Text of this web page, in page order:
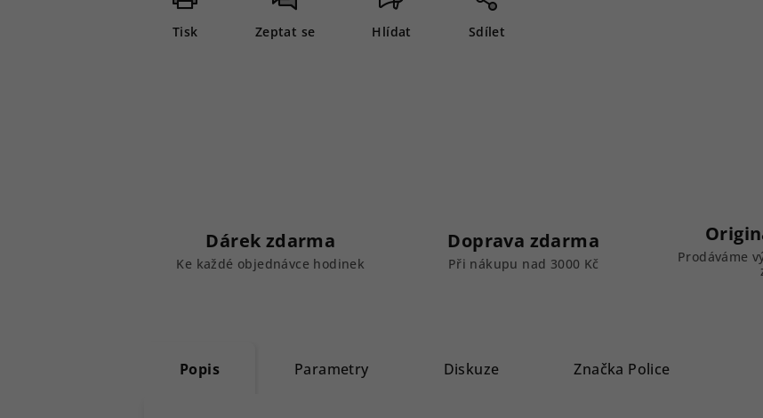
Tisk Zeptat se Hlídat Sdílet
Dárek zdarma
Ke každé objednávce hodinek
Doprava zdarma
Při nákupu nad 3000 Kč
Prodáváme
Popis Parametry Diskuze Značka Police